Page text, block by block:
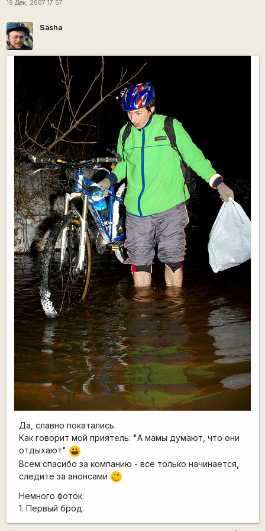
16 Дек, 2007 17:57
Sasha
Да, славно покатались.
Как говорит мой приятель: "А мамы думают, что они
отдыхают" |-))
Всем спасибо за компанию - все только начинается,
следите за анонсами
;)
Немного фоток:
1. Первый брод.